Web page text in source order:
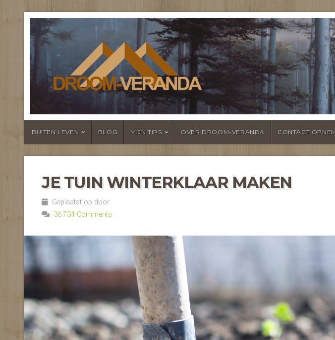
NIEUWS EN FEITEN
BUITEN LEVEN BLOG MIJN TIPS OVER DROOM-VERANDA CONTACT
JE TUIN WINTERKLAAR MAKEN
Geplaatst op door
36.734 Comments